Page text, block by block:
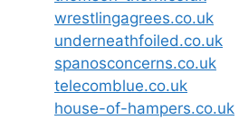
wrestlingagrees.co.uk
underneathfoiled.co.uk
spanosconcerns.co.uk
telecomblue.co.uk
house-of-hampers.co.uk